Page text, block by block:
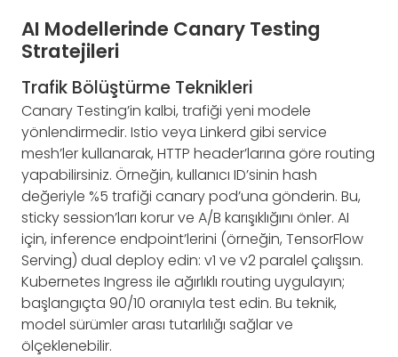
AI Modellerinde Canary Testing
Stratejileri
Trafik Bölüştürme Teknikleri
Canary Testing’in kalbi, trafiği yeni modele
yönlendirmedir. Istio veya Linkerd gibi service
mesh’ler kullanarak, HTTP header’larına göre routing
yapabilirsiniz. Örneğin, kullanıcı ID’sinin hash
değeriyle %5 trafiği canary pod’una gönderin. Bu,
sticky session’ları korur ve A/B karışıklığını önler. AI
için, inference endpoint’lerini (örneğin, TensorFlow
Serving) dual deploy edin: v1 ve v2 paralel çalışsın.
Kubernetes Ingress ile ağırlıklı routing uygulayın;
başlangıçta 90/10 oranıyla test edin. Bu teknik,
model sürümler arası tutarlılığı sağlar ve
ölçeklenebilir.